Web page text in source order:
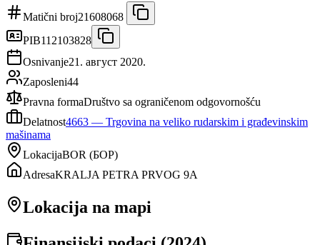
Matični broj21608068
PIB112103828
Osnivanje21. август 2020.
Zaposleni44
Pravna formaDruštvo sa ograničenom odgovornošću
Delatnost4663 — Trgovina na veliko rudarskim i građevinskim
mašinama
LokacijaBOR (БОР)
AdresaKRALJA PETRA PRVOG 9A
Lokacija na mapi